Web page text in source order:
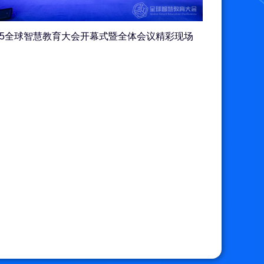
全球智慧教育大会开幕式暨全体会议精彩现场